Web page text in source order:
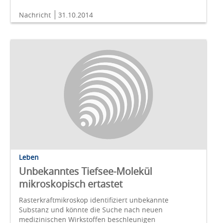
Nachricht 31.10.2014
Leben
Unbekanntes Tiefsee-Molekül
mikroskopisch ertastet
Rasterkraftmikroskop identifiziert unbekannte
Substanz und könnte die Suche nach neuen
medizinischen Wirkstoffen beschleunigen